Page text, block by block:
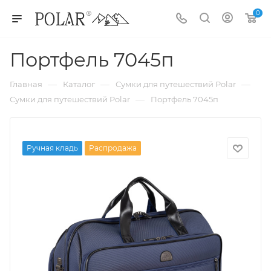
0
Портфель 7045п
Главная — Каталог — Сумки для путешествий Polar —
Сумки для путешествий Polar — Портфель 7045п
Ручная кладь Распродажа